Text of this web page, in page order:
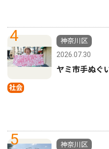
4
社会
神奈川区
2026.07.30
ヤミ市手ぬぐ
5
神奈川区